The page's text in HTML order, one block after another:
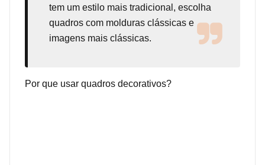
tem um estilo mais tradicional, escolha
quadros com molduras clássicas e
imagens mais clássicas.
Por que usar quadros decorativos?